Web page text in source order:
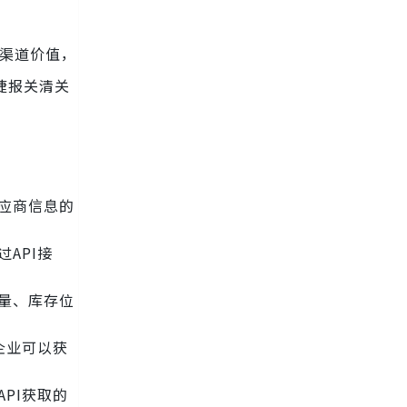
价值，
报关清关
商信息的
API接
、库存位
可以获
获取的